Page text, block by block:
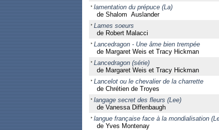
lamentation du prépuce (La)
de Shalom Auslander
Lames soeurs
de Robert Malacci
Lancedragon - Une âme bien trempée
de Margaret Weis et Tracy Hickman
Lancedragon (série)
de Margaret Weis et Tracy Hickman
Lancelot ou le chevalier de la charrette
de Chrétien de Troyes
langage secret des fleurs (Lee)
de Vanessa Diffenbaugh
langue française face à la mondialisation
de Yves Montenay